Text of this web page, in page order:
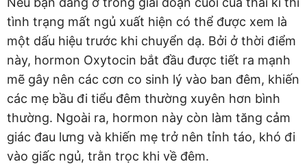
tình trạng mất ngủ xuất hiện có thể được xem là
một dấu hiệu trước khi chuyển dạ. Bởi ở thời điểm
này, hormon Oxytocin bắt đầu được tiết ra mạnh
mẽ gây nên các cơn co sinh lý vào ban đêm, khiến
các mẹ bầu đi tiểu đêm thường xuyên hơn bình
thường. Ngoài ra, hormon này còn làm tăng cảm
giác đau lưng và khiến mẹ trở nên tỉnh táo, khó đi
vào giấc ngủ, trằn trọc khi về đêm.